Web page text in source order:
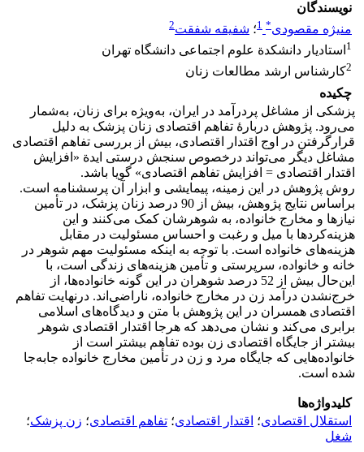
نویسندگان
منیژه مقصودی*
1؛ شفیقه شفقت2
1 استادیار دانشکدة علوم اجتماعی دانشگاه تهران
2کارشناس ارشد مطالعات زنان
چکیده
پزشکی از مشاغل پردرآمد در ایران، به‌ویژه برای زنان، به‌شمار
می‌رود. پژوهش دربارۀ تفاهم اقتصادی زنان پزشک به دلیل
قرارگرفتن در اوج اقتدار اقتصادی، بیش از بررسی تفاهم اقتصادی
مشاغل دیگر می‌تواند درخصوص سنجش درستی ایدة «افزایش
اقتدار اقتصادی = افزایش تفاهم اقتصادی» گویا باشد.
روش پژوهش در این زمینه، پیمایشی و ابزار آن پرسشنامه است.
براساس نتایج پژوهش، بیش از 90 درصد زنان پزشک، در تأمین
نیازها و مخارج خانواده، به شوهرشان کمک می‌کنند و این
هزینه‌‌کردها با میل‌ و ‌رغبت و احساس مسئولیت در مقابل
هزینه‌های خانواده است. با توجه به اینکه مسئولیت مهم شوهر در
خانه و خانواده، سرپرستی و تأمین هزینه‌های زندگی است، با
این‌حال بیش از 52 درصد شوهران در این گونه خانواده‌ها، از
خرج‌نشدن درآمد زن در مخارج خانواده، ناراضی‌اند. درنهایت تفاهم
اقتصادی همسران در این پژوهش با متن و دیدگاه‌های اسلامی
برابری می‌کند و نشان می‌دهد که هرجا اقتدار اقتصادی شوهر
بیشتر از جایگاه اقتصادی زن بوده تفاهم بیشتر است از
خانواده‌هایی که جایگاه مرد و زن در تأمین مخارج خانواده جابه‌جا
شده است.
کلیدواژه‌ها
استقلال اقتصادی؛ اقتدار اقتصادی؛ تفاهم اقتصادی؛ زن پزشک؛
شغل